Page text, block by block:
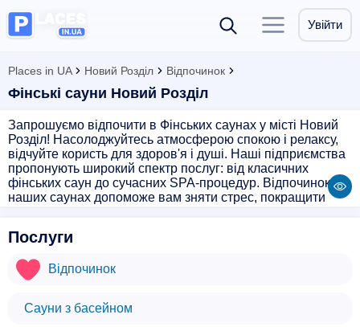
Увійти
Places in UA Новий Розділ Відпочинок
Фінські сауни Новий Розділ
Запрошуємо відпочити в Фінських саунах у місті Новий
Розділ! Насолоджуйтесь атмосферою спокою і релаксу,
відчуйте користь для здоров'я і душі. Наші підприємства
пропонують широкий спектр послуг: від класичних
фінських саун до сучасних SPA-процедур. Відпочинок у
наших саунах допоможе вам зняти стрес, покращити
гармонії в Фінських саунах у Новому Роздолі.
Послуги
Відпочинок
Сауни з басейном